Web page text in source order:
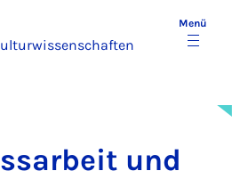
Menü
und